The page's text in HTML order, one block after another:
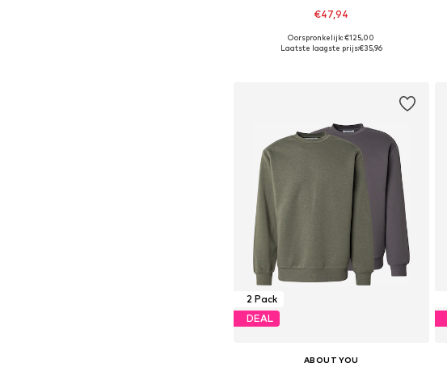
€47,94
Beschikbare maten: 46, 48-50, 50-52, 52-54
Oorspronkelijk: €125,00
Laatste laagste prijs:€35,96
2 Pack
DEAL
ABOUT YOU